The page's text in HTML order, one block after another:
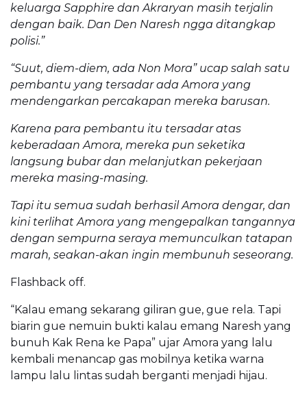
keluarga Sapphire dan Akraryan masih terjalin
dengan baik. Dan Den Naresh ngga ditangkap
polisi.”
“Suut, diem-diem, ada Non Mora” ucap salah satu
pembantu yang tersadar ada Amora yang
mendengarkan percakapan mereka barusan.
Karena para pembantu itu tersadar atas
keberadaan Amora, mereka pun seketika
langsung bubar dan melanjutkan pekerjaan
mereka masing-masing.
Tapi itu semua sudah berhasil Amora dengar, dan
kini terlihat Amora yang mengepalkan tangannya
dengan sempurna seraya memunculkan tatapan
marah, seakan-akan ingin membunuh seseorang.
Flashback off.
“Kalau emang sekarang giliran gue, gue rela. Tapi
biarin gue nemuin bukti kalau emang Naresh yang
bunuh Kak Rena ke Papa” ujar Amora yang lalu
kembali menancap gas mobilnya ketika warna
lampu lalu lintas sudah berganti menjadi hijau.